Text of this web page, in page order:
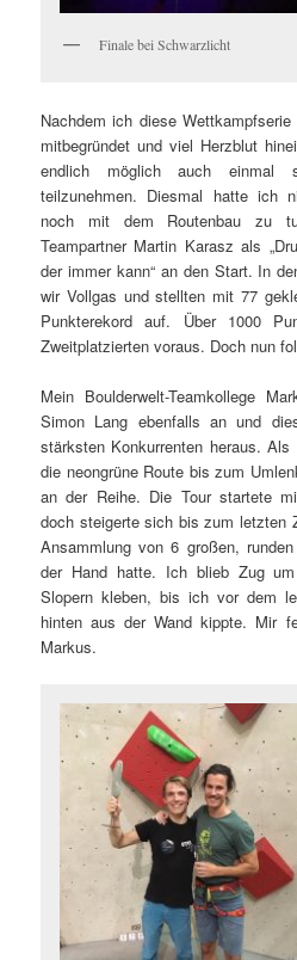
Finale bei Schwarzlicht
Nachdem ich diese
mitbegründet und viel Herzblut
endlich möglich auch einmal
teilzunehmen. Diesmal hatte ich
noch mit dem Routenbau zu
Teampartner Martin Karasz als
der immer kann“ an den Start. In
wir Vollgas und stellten mit 77
Punkterekord auf. Über 1000
Zweitplatzierten voraus. Doch nun
Mein Boulderwelt-Teamkollege
Simon Lang ebenfalls an und
stärksten Konkurrenten heraus.
die neongrüne Route bis zum
an der Reihe. Die Tour startete
doch steigerte sich bis zum letzten
Ansammlung von 6 großen,
der Hand hatte. Ich blieb Zug
Slopern kleben, bis ich vor dem
hinten aus der Wand kippte. Mir
Markus.